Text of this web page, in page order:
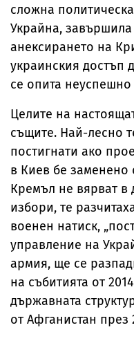
сложна
Украйна,
анексирането на
украинския достъп
се опита
Целите на
същите. Най-лесно
постигнати ако
в Киев бе заменено
Кремъл не вярват в
избори, те
военен натиск,
управление на
армия, ще се
на събитията от
държавната
от Афганистан през